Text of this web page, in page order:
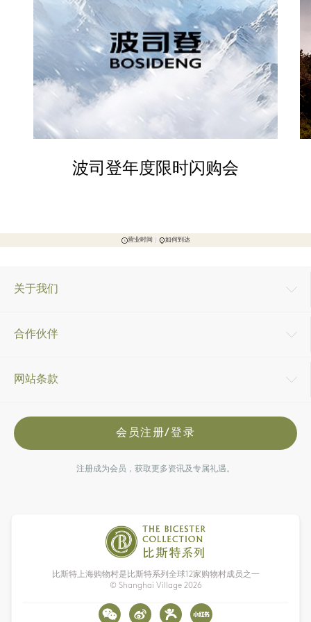
波司登年度限时闪购会
营业时间 如何到达
关于我们
合作伙伴
网站条款
会员注册/登录
注册成为会员，获取更多资讯及专属礼遇。
比斯特上海购物村是比斯特系列全球12家购物村成员之一
© Shanghai Village 2026